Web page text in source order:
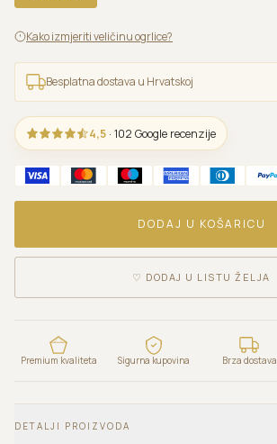
Kako izmjeriti veličinu ogrlice?
Besplatna dostava u Hrvatskoj
4,5 · 102 Google recenzije
DODAJ U KOŠARICU
♡ DODAJ U LISTU ŽELJA
Premium kvaliteta Sigurna kupovina Brza dostava
DETALJI PROIZVODA